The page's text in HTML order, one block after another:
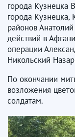
города Кузнецка
города Кузнецка,
районов
действий в
операции
Никольский
По окончании
возложения
солдатам.